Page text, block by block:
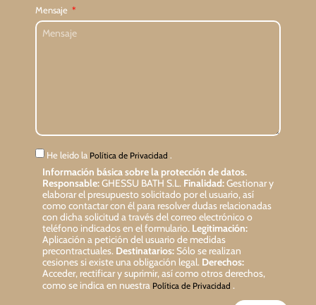
Mensaje
He leido la Política de Privacidad .
Información básica sobre la protección de datos.
Responsable:GHESSU BATH S.L. Finalidad:Gestionar y
elaborar el presupuesto solicitado por el usuario, así
como contactar con él para resolver dudas relacionadas
con dicha solicitud a través del correo electrónico o
teléfono indicados en el formulario. Legitimación:
Aplicación a petición del usuario de medidas
precontractuales. Destinatarios:Sólo se realizan
cesiones si existe una obligación legal. Derechos:
Acceder, rectificar y suprimir, así como otros derechos,
como se indica en nuestra Política de Privacidad .